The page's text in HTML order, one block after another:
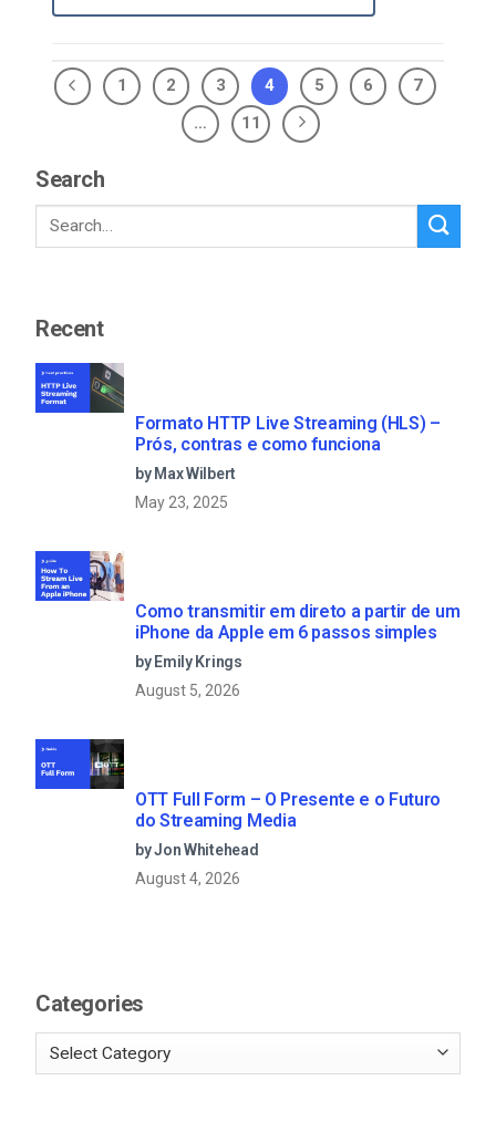
1 2 3 4 5 6
7
…
11
Search
Recent
Formato HTTP Live Streaming (HLS) –
Prós, contras e como funciona
by Max Wilbert
May 23, 2025
Como transmitir em direto a partir de um
iPhone da Apple em 6 passos simples
by Emily Krings
August 5, 2026
OTT Full Form – O Presente e o Futuro
do Streaming Media
by Jon Whitehead
August 4, 2026
Categories